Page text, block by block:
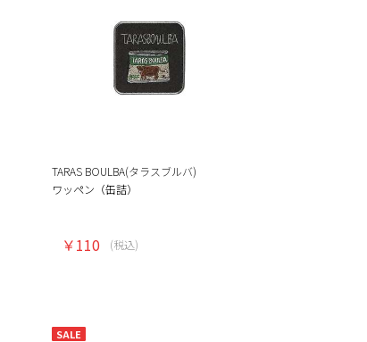
TARAS BOULBA(タラスブルバ)
ワッペン（缶詰）
￥110 (税込)
SALE